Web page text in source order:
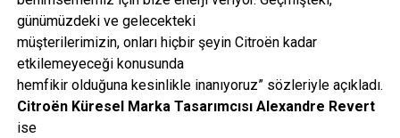
günümüzdeki ve gelecekteki
müşterilerimizin, onları hiçbir şeyin Citroën kadar
etkilemeyeceği konusunda
hemfikir olduğuna kesinlikle inanıyoruz” sözleriyle açıkladı.
Citroën Küresel Marka Tasarımcısı Alexandre Revert
ise